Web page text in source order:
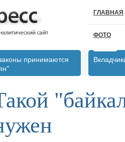
ГЛАВНАЯ
ФОТО
принимаются